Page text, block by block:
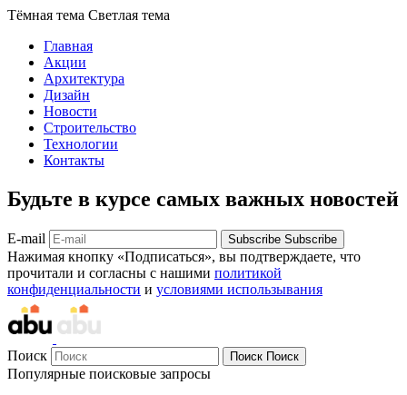
Тёмная тема Светлая тема
Главная
Акции
Архитектура
Дизайн
Новости
Строительство
Технологии
Контакты
Будьте в курсе самых важных новостей
E-mail Subscribe Subscribe
Нажимая кнопку «Подписаться», вы подтверждаете, что
прочитали и согласны с нашими политикой
конфиденциальности и условиями использывания
Поиск Поиск Поиск
Популярные поисковые запросы